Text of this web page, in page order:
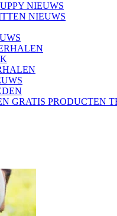
NIEUWS
NIEUWS
GRATIS PRODUCTEN